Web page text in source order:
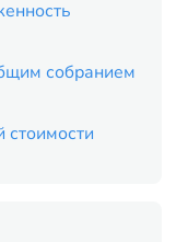
собранием
стоимости